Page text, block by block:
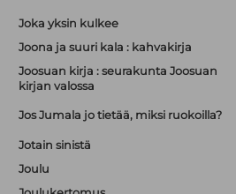
Joka yksin kulkee
Joona ja suuri kala : kahvakirja
Joosuan kirja : seurakunta Joosuan
kirjan valossa
Jos Jumala jo tietää, miksi ruokoilla?
Jotain sinistä
Joulu